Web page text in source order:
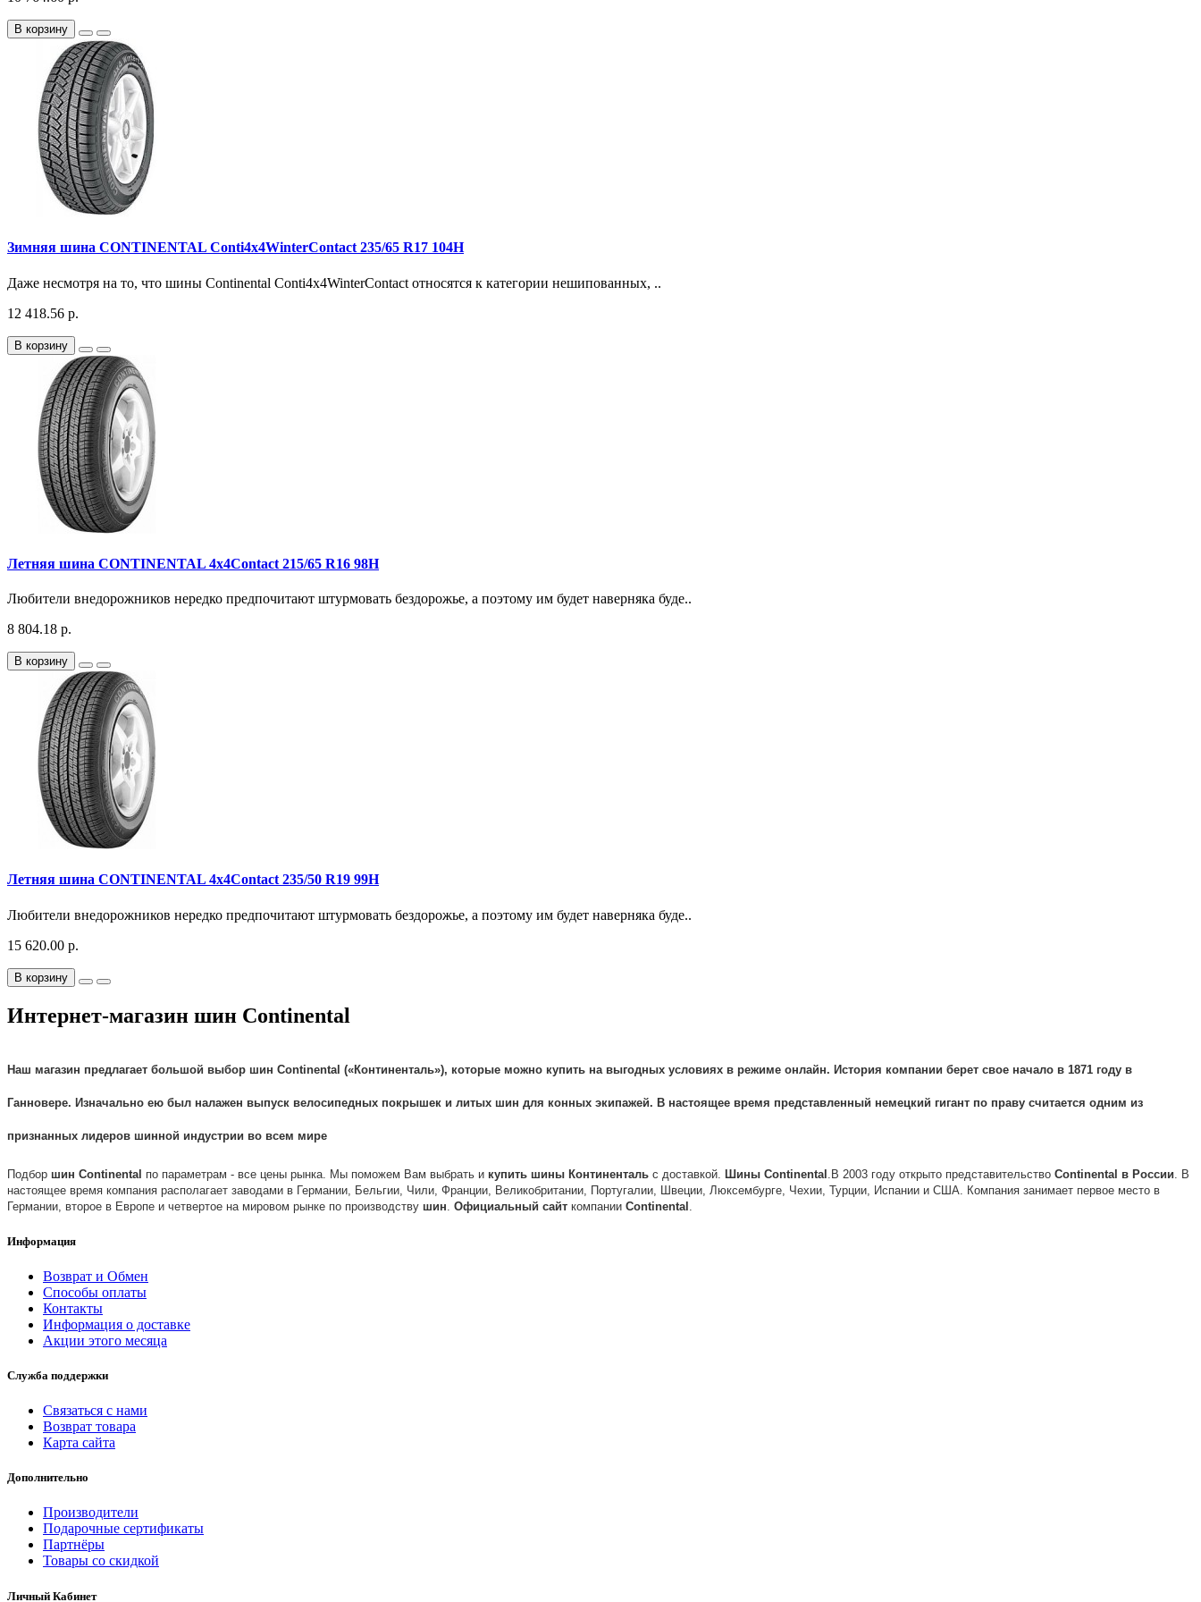
В корзину
Зимняя шина CONTINENTAL Conti4x4WinterContact 235/65 R17 104H
Даже несмотря на то, что шины Continental Conti4x4WinterContact относятся к категории нешипованных, ..
12 418.56 р.
В корзину
Летняя шина CONTINENTAL 4x4Contact 215/65 R16 98H
Любители внедорожников нередко предпочитают штурмовать бездорожье, а поэтому им будет наверняка буде..
8 804.18 р.
В корзину
Летняя шина CONTINENTAL 4x4Contact 235/50 R19 99H
Любители внедорожников нередко предпочитают штурмовать бездорожье, а поэтому им будет наверняка буде..
15 620.00 р.
В корзину
Интернет-магазин шин Continental
Наш магазин предлагает большой выбор шин Continental («Континенталь»), которые можно купить на выгодных условиях в режиме онлайн. История компании берет свое начало в 1871 году в
Ганновере. Изначально ею был налажен выпуск велосипедных покрышек и литых шин для конных экипажей. В настоящее время представленный немецкий гигант по праву считается одним из
признанных лидеров шинной индустрии во всем мире
Подбор шин Continental по параметрам - все цены рынка. Мы поможем Вам выбрать и купить шины Континенталь с доставкой. Шины Continental . В 2003 году открыто представительство Continental в России. В
настоящее время компания располагает заводами в Германии, Бельгии, Чили, Франции, Великобритании, Португалии, Швеции, Люксембурге, Чехии, Турции, Испании и США. Компания занимает первое место в
Германии, второе в Европе и четвертое на мировом рынке по производству шин. Официальный сайт компании Continental .
Информация
Возврат и Обмен
Способы оплаты
Контакты
Информация о доставке
Акции этого месяца
Служба поддержки
Связаться с нами
Возврат товара
Карта сайта
Дополнительно
Производители
Подарочные сертификаты
Партнёры
Товары со скидкой
Личный Кабинет